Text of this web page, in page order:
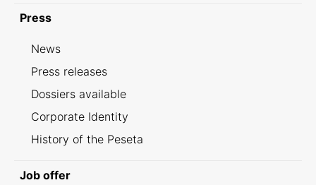
Press
News
Press releases
Dossiers available
Corporate Identity
History of the Peseta
Job offer